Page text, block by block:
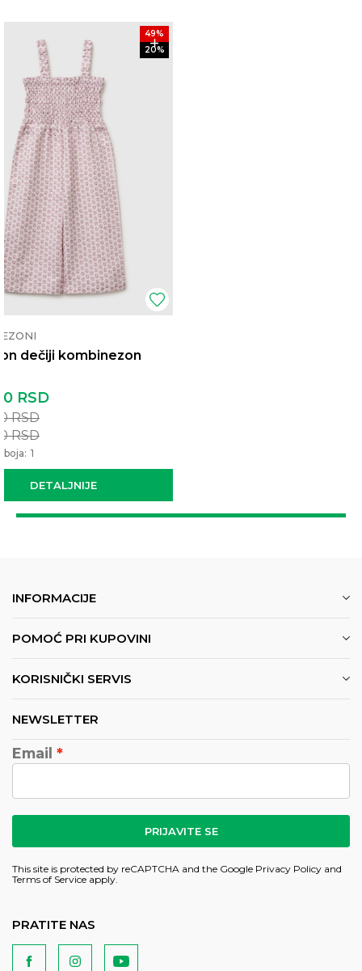
49%
20%
dečiji kombinezon
DETALJNIJE
RSD
RSD
RSD
boja: 1
INFORMACIJE
POMOĆ PRI KUPOVINI
KORISNIČKI SERVIS
NEWSLETTER
Email
PRIJAVITE SE
This site is protected by reCAPTCHA and the Google Privacy Policy and
Terms of Service apply.
PRATITE NAS